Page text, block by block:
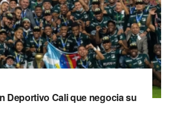
Deportivo Cali que negocia su